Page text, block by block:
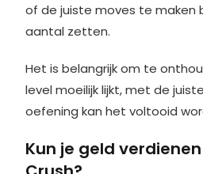
of de juiste moves te maken
aantal zetten.
Het is belangrijk om te
level moeilijk lijkt, met de
oefening kan het voltooid
Kun je geld